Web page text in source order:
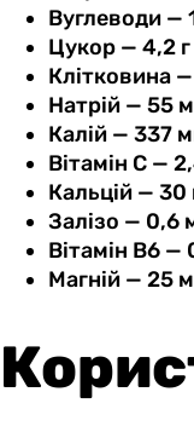
Вуглеводи —
Цукор — 4,2 г
Клітковина —
Натрій — 55
Калій — 337
Вітамін C —
Кальцій — 30
Залізо — 0,6
Вітамін B6 —
Магній — 25